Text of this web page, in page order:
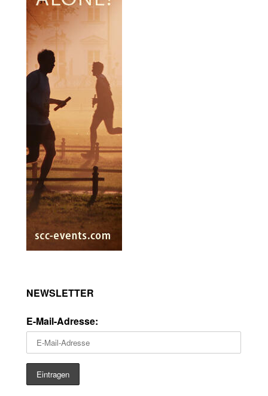
NEWSLETTER
E-Mail-Adresse: